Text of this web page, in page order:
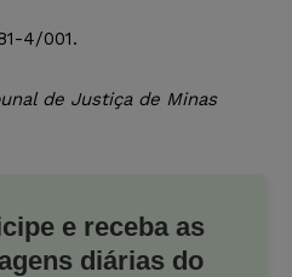
4/001.
de Justiça de Minas
e receba as
diárias do